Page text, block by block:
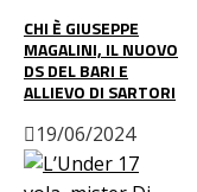
CHI È GIUSEPPE
MAGALINI, IL NUOVO
DS DEL BARI E
ALLIEVO DI SARTORI
19/06/2024